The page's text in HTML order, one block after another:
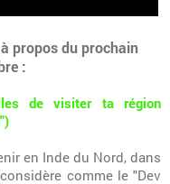
propos du prochain
:
de visiter ta région
en Inde du Nord, dans
comme le "Dev